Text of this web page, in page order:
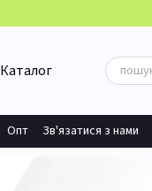
Каталог
Опт Зв'язатися з нами